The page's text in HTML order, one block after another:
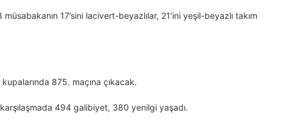
17’sini lacivert-beyazlılar, 21’ini yeşil-beyazlı takım
875. maçına çıkacak.
494 galibiyet, 380 yenilgi yaşadı.